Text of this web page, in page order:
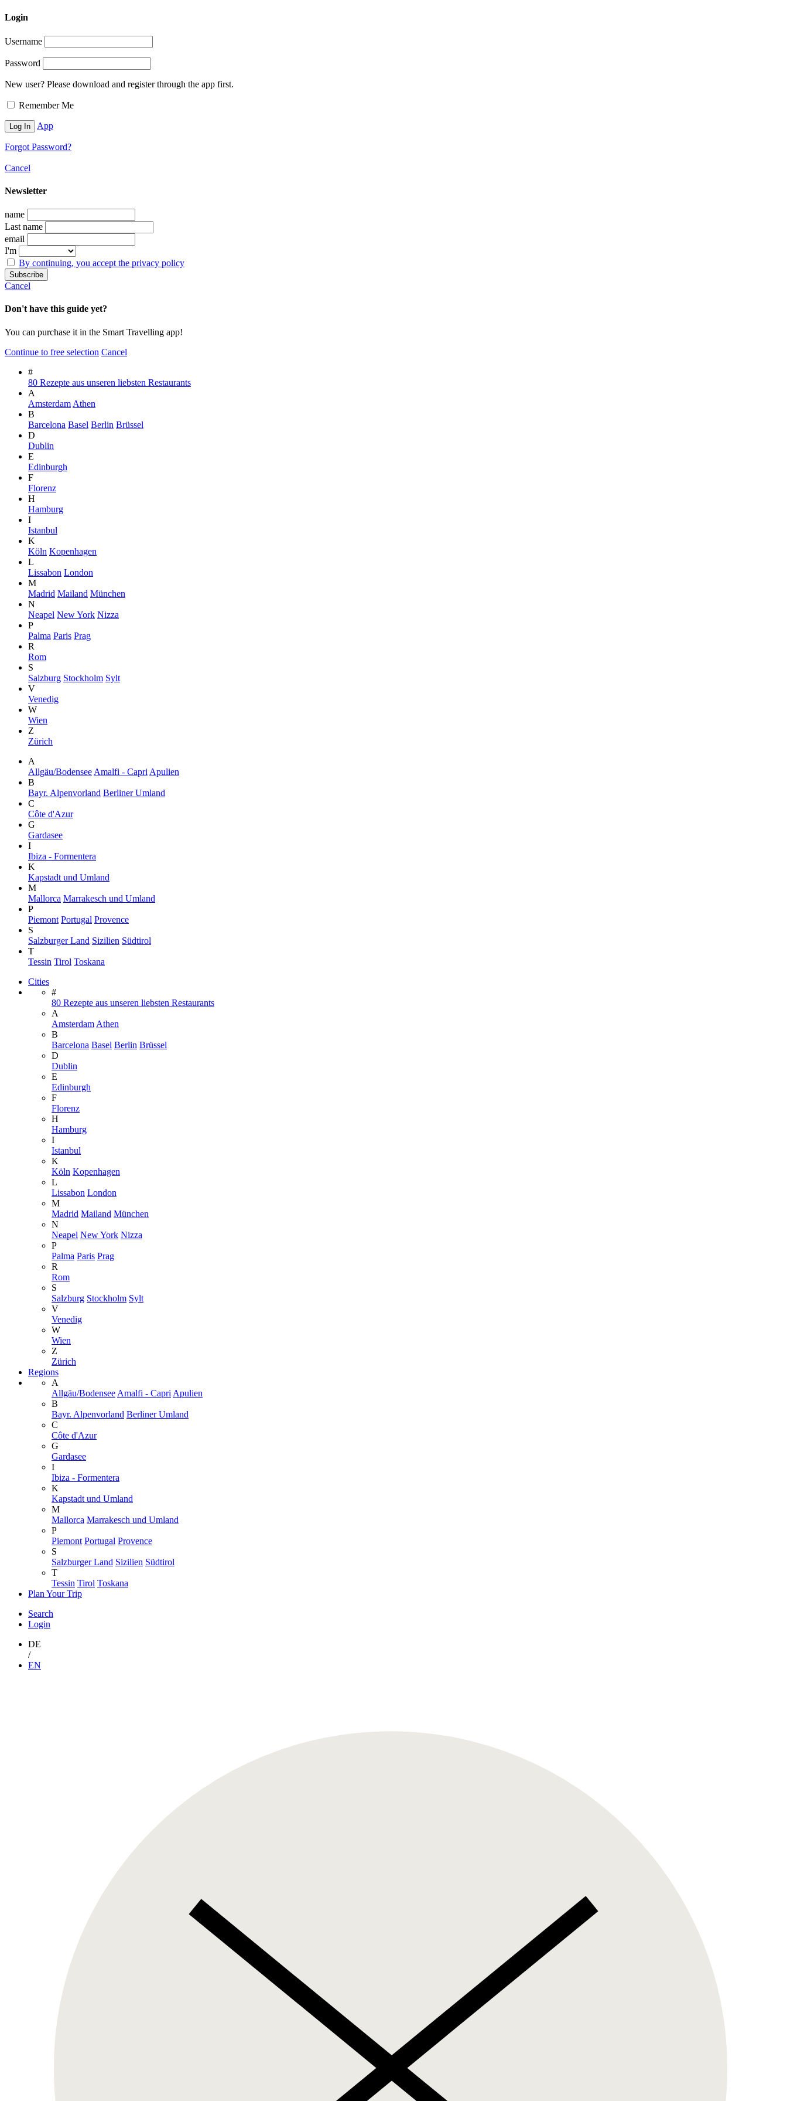
Login
Username
Password
New user? Please download and register through the app first.
Remember Me
App
Forgot Password?
Cancel
Newsletter
name
Last name
email
I'm
By continuing, you accept the privacy policy
Cancel
Don't have this guide yet?
You can purchase it in the Smart Travelling app!
Continue to free selection Cancel
#
80 Rezepte aus unseren liebsten Restaurants
A
Amsterdam Athen
B
Barcelona Basel Berlin Brüssel
D
Dublin
E
Edinburgh
F
Florenz
H
Hamburg
I
Istanbul
K
Köln Kopenhagen
L
Lissabon London
M
Madrid Mailand München
N
Neapel New York Nizza
P
Palma Paris Prag
R
Rom
S
Salzburg Stockholm Sylt
V
Venedig
W
Wien
Z
Zürich
A
Allgäu/Bodensee Amalfi - Capri Apulien
B
Bayr. Alpenvorland Berliner Umland
C
Côte d'Azur
G
Gardasee
I
Ibiza - Formentera
K
Kapstadt und Umland
M
Mallorca Marrakesch und Umland
P
Piemont Portugal Provence
S
Salzburger Land Sizilien Südtirol
T
Tessin Tirol Toskana
Cities
#
80 Rezepte aus unseren liebsten Restaurants
A
Amsterdam Athen
B
Barcelona Basel Berlin Brüssel
D
Dublin
E
Edinburgh
F
Florenz
H
Hamburg
I
Istanbul
K
Köln Kopenhagen
L
Lissabon London
M
Madrid Mailand München
N
Neapel New York Nizza
P
Palma Paris Prag
R
Rom
S
Salzburg Stockholm Sylt
V
Venedig
W
Wien
Z
Zürich
Regions
A
Allgäu/Bodensee Amalfi - Capri Apulien
B
Bayr. Alpenvorland Berliner Umland
C
Côte d'Azur
G
Gardasee
I
Ibiza - Formentera
K
Kapstadt und Umland
M
Mallorca Marrakesch und Umland
P
Piemont Portugal Provence
S
Salzburger Land Sizilien Südtirol
T
Tessin Tirol Toskana
Plan Your Trip
Search
Login
DE
/
EN